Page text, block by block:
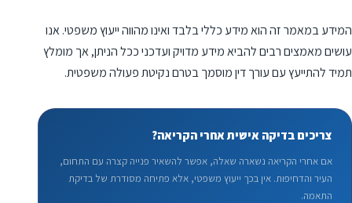
המידע במאמר זה הוא מידע כללי בלבד ואינו מהווה ייעוץ משפטי. אנו
עושים מאמצים רבים להביא מידע מדויק ועדכני ככל הניתן, אך מומלץ
תמיד להתייעץ עם עורך דין מוסמך בטרם נקיטת פעולה משפטית.
צריכים בדיקה אישית אחרי הקריאה?
אם אחרי הקריאה נשארה שאלה, אפשר להשאיר פנייה קצרה עם התחום,
העיר והדחיפות. אין בכך ייעוץ משפטי, אלא פתיחה מסודרת של בדיקת
התאמה.